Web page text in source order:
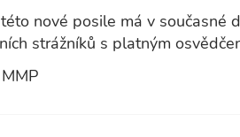
nové posile má v současné
strážníků s platným